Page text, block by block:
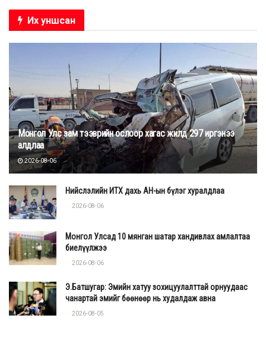
Их уншсан
Монгол Улс зам тээврийн ослоор хагас жилд 297 иргэнээ
алдлаа
2026-08-06
Нийслэлийн ИТХ дахь АН-ын бүлэг хуралдлаа
2026-08-06
Монгол Улсад 10 мянган шатар хандивлах амлалтаа
биелүүлжээ
2026-08-06
Э.Батшугар: Эмийн хатуу зохицуулалттай орнуудаас
чанартай эмийг бөөнөөр нь худалдаж авна
2026-08-05